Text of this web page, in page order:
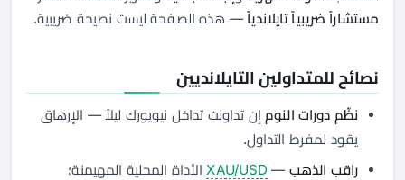
مستشاراً ضريبياً تايلاندياً — هذه الصفحة ليست نصيحة ضريبية.
نصائح للمتداولين التايلانديين
نظّم دورات النوم إن تداولت تداخل نيويورك ليلاً — الإرهاق
يقود لمفرط التداول.
راقب الذهب —
XAU/USDالأداة المحلية المهيمنة؛